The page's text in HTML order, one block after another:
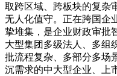
取跨区域、跨板块的复杂
无人化值守。正在跨国企
挚堆集，是企业财政审批
大型集团多级法人、多组
批流程复杂、多部分多场
沉需求的中大型企业、上